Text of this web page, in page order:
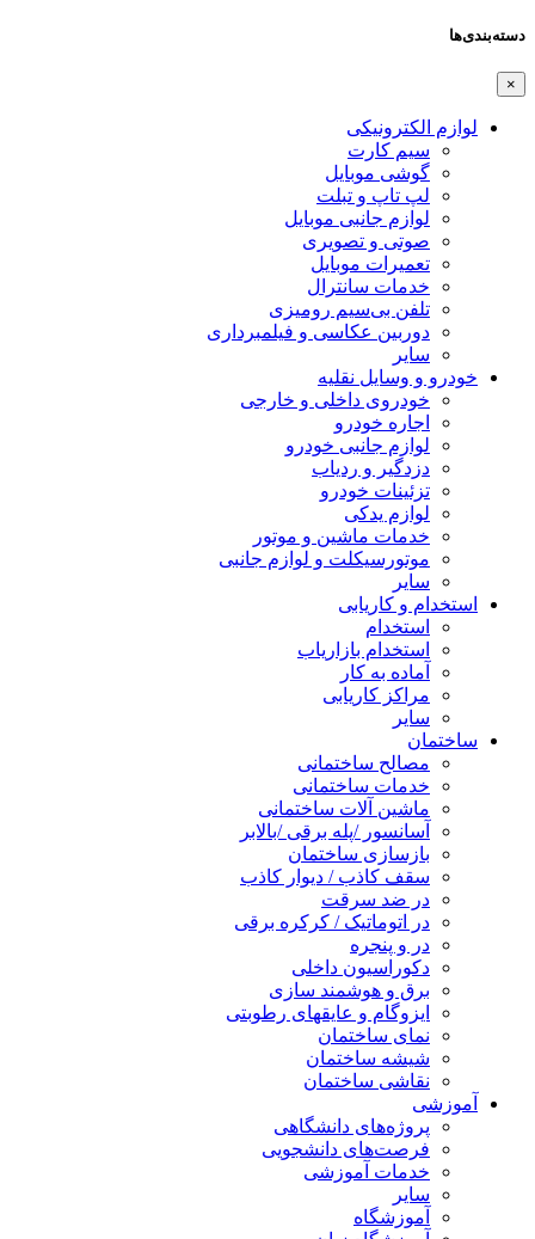
دسته‌بندی‌ها
×
لوازم الکترونیکی
سیم کارت
گوشی موبایل
لپ تاپ و تبلت
لوازم جانبی موبایل
صوتی و تصویری
تعمیرات موبایل
خدمات سانترال
تلفن بی‌سیم رومیزی
دوربین عکاسی و فیلمبرداری
سایر
خودرو و وسایل نقلیه
خودروی داخلی و خارجی
اجاره خودرو
لوازم جانبی خودرو
دزدگیر و ردیاب
تزئینات خودرو
لوازم یدکی
خدمات ماشین و موتور
موتورسیکلت و لوازم جانبی
سایر
استخدام و کاریابی
استخدام
استخدام بازاریاب
آماده به کار
مراکز کاریابی
سایر
ساختمان
مصالح ساختمانی
خدمات ساختمانی
ماشین آلات ساختمانی
آسانسور /پله برقی /بالابر
بازسازی ساختمان
سقف کاذب / دیوار کاذب
در ضد سرقت
در اتوماتیک / کرکره برقی
در و پنجره
دکوراسیون داخلی
برق و هوشمند سازی
ایزوگام و عایقهای رطوبتی
نمای ساختمان
شیشه ساختمان
نقاشی ساختمان
آموزشی
پروژه‌های دانشگاهی
فرصت‌های دانشجویی
خدمات آموزشی
سایر
آموزشگاه